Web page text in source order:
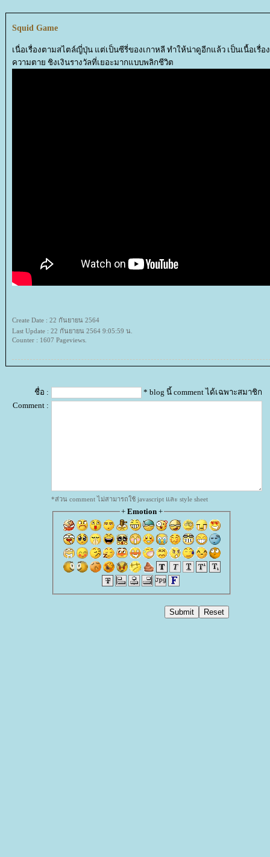
Squid Game
เนื่อเรื่องตามสไตล์ญี่ปุ่น แต่เป็นซีรี่ของเกาหลี ทำให้น่าดูอีกแล้ว เป็นเนื้อเ
ความตาย ชิงเงินรางวัลที่เยอะมากแบบพลิกชีวิต
Create Date : 22 กันยายน 2564
Last Update : 22 กันยายน 2564 9:05:59 น.
Counter : 1607 Pageviews.
ชื่อ :
* blog นี้ comment ได้เฉพาะสมาชิก
Comment :
*ส่วน comment ไม่สามารถใช้ javascript และ style sheet
+ Emotion+